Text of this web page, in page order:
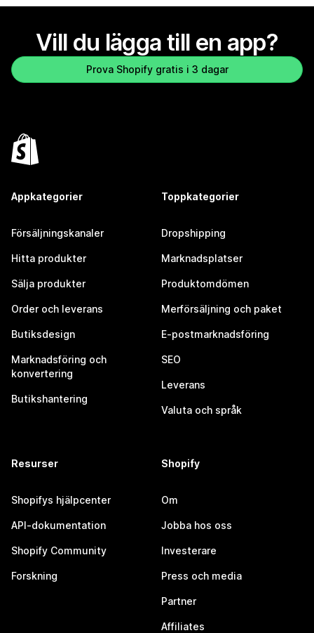
Vill du lägga till en app?
Prova Shopify gratis i 3 dagar
Appkategorier
Försäljningskanaler
Hitta produkter
Sälja produkter
Order och leverans
Butiksdesign
Marknadsföring och
konvertering
Butikshantering
Toppkategorier
Dropshipping
Marknadsplatser
Produktomdömen
Merförsäljning och paket
E-postmarknadsföring
SEO
Leverans
Valuta och språk
Resurser
Shopifys hjälpcenter
API-dokumentation
Shopify Community
Forskning
Shopify
Om
Jobba hos oss
Investerare
Press och media
Partner
Affiliates